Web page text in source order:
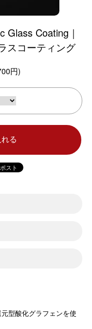
Glass Coating｜
スコーティング
円)
る
型酸化グラフェンを使